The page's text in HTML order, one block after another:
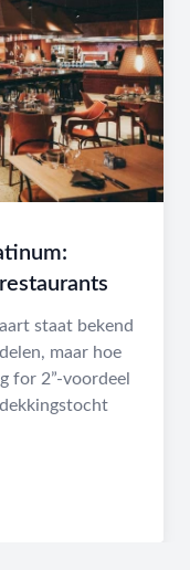
staat bekend
maar hoe
for 2”-voordeel